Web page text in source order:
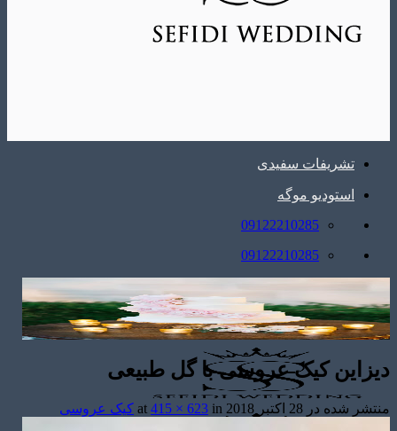
تشریفات سفیدی
استودیو موگه
09122210285
09122210285
دیزاین کیک عروسی با گل طبیعی
منتشر شده در 28 اکتبر 2018 415 × 623 in کیک عروسی